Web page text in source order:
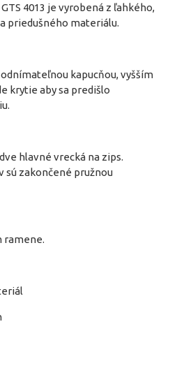
4013 je vyrobená z ľahkého,
priedušného materiálu.
kapucňou, vyšším
krytie aby sa predišlo
hlavné vrecká na zips.
sú zakončené pružnou
ramene.